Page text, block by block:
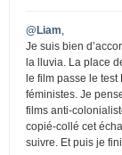
@Liam
Je suis bien
la lluvia. La place
le film passe le test
féministes. Je
films anti-
copié-collé cet
suivre. Et puis je